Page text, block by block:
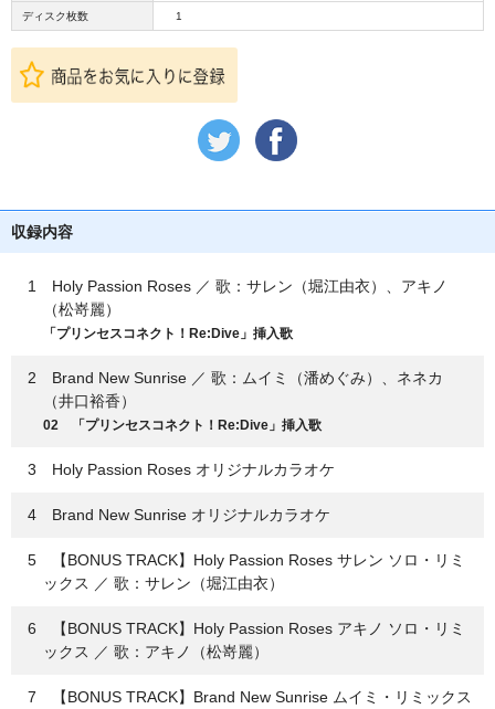
ディスク枚数 1
収録内容
1 Holy Passion Roses ／ 歌：サレン（堀江由衣）、アキノ
（松嵜麗）
「プリンセスコネクト！Re:Dive」挿入歌
2 Brand New Sunrise ／ 歌：ムイミ（潘めぐみ）、ネネカ
（井口裕香）
02 「プリンセスコネクト！Re:Dive」挿入歌
3 Holy Passion Roses オリジナルカラオケ
4 Brand New Sunrise オリジナルカラオケ
5 【BONUS TRACK】Holy Passion Roses サレン ソロ・リミ
ックス ／ 歌：サレン（堀江由衣）
6 【BONUS TRACK】Holy Passion Roses アキノ ソロ・リミ
ックス ／ 歌：アキノ（松嵜麗）
7 【BONUS TRACK】Brand New Sunrise ムイミ・リミックス